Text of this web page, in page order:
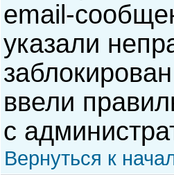
email-
указали
ввели
с
Вернуться к